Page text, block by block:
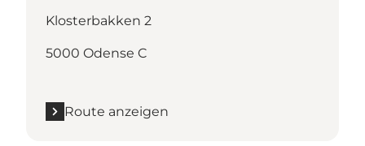
Klosterbakken 2
5000 Odense C
Route anzeigen